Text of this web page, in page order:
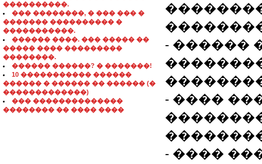
����������.
��� ��������, � ��� ��� �
������� ���������� �
�����������.
������ ����. ��� ����� ��
����� ���� ���������
��������.
������ ������? � �������!
10 ����������� ������
������ � ������ �� ������ (�
�������������)
��� ��������������
�������� �� ���� ����
- ������
- ����
- ����